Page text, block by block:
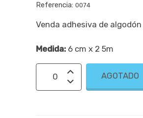
Referencia:0074
Venda adhesiva de
Medida: 6 cm x 2 5m
AGOTADO